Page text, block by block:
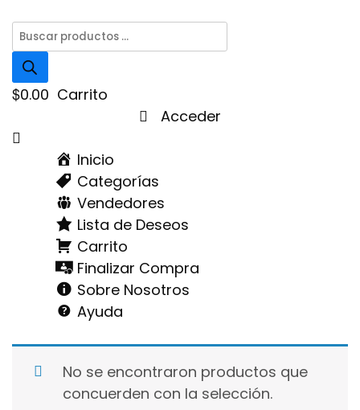
Búsqueda
de
productos
$0.00 Carrito
Acceder
Menú
Inicio
Categorías
Vendedores
Lista de Deseos
Carrito
Finalizar Compra
Sobre Nosotros
Ayuda
No se encontraron productos que
concuerden con la selección.